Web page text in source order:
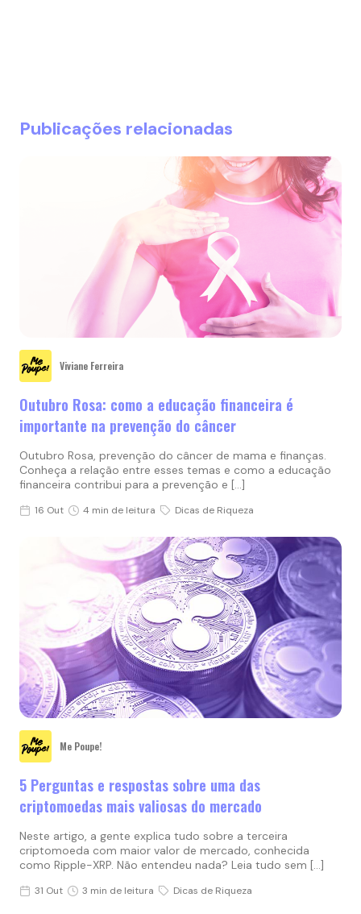
Publicações relacionadas
Viviane Ferreira
Outubro Rosa: como a educação financeira é
importante na prevenção do câncer
Outubro Rosa, prevenção do câncer de mama e finanças.
Conheça a relação entre esses temas e como a educação
financeira contribui para a prevenção e […]
16 Out 4 min de leitura Dicas de Riqueza
Me Poupe!
5 Perguntas e respostas sobre uma das
criptomoedas mais valiosas do mercado
Neste artigo, a gente explica tudo sobre a terceira
criptomoeda com maior valor de mercado, conhecida
como Ripple-XRP. Não entendeu nada? Leia tudo sem […]
31 Out 3 min de leitura Dicas de Riqueza